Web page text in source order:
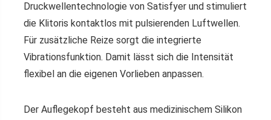
Druckwellentechnologie von Satisfyer und stimuliert
die Klitoris kontaktlos mit pulsierenden Luftwellen.
Für zusätzliche Reize sorgt die integrierte
Vibrationsfunktion. Damit lässt sich die Intensität
flexibel an die eigenen Vorlieben anpassen.
Der Auflegekopf besteht aus medizinischem Silikon